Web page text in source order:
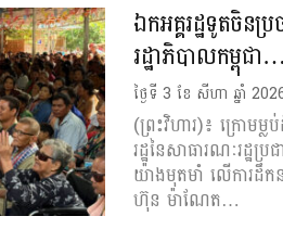
ឯកអគ្គរដ្ឋទូតចិន
រដ្ឋាភិបាលកម្ពុជា…
ថ្ងៃទី 3 ខែ សីហា ឆ្នាំ
(ព្រះវិហារ)៖ ក្រោមម្
រដ្ឋនៃសាធារណៈរដ្ឋ
យ៉ាងមុតមាំ លើការដឹ
ហ៊ុន ម៉ាណែត…